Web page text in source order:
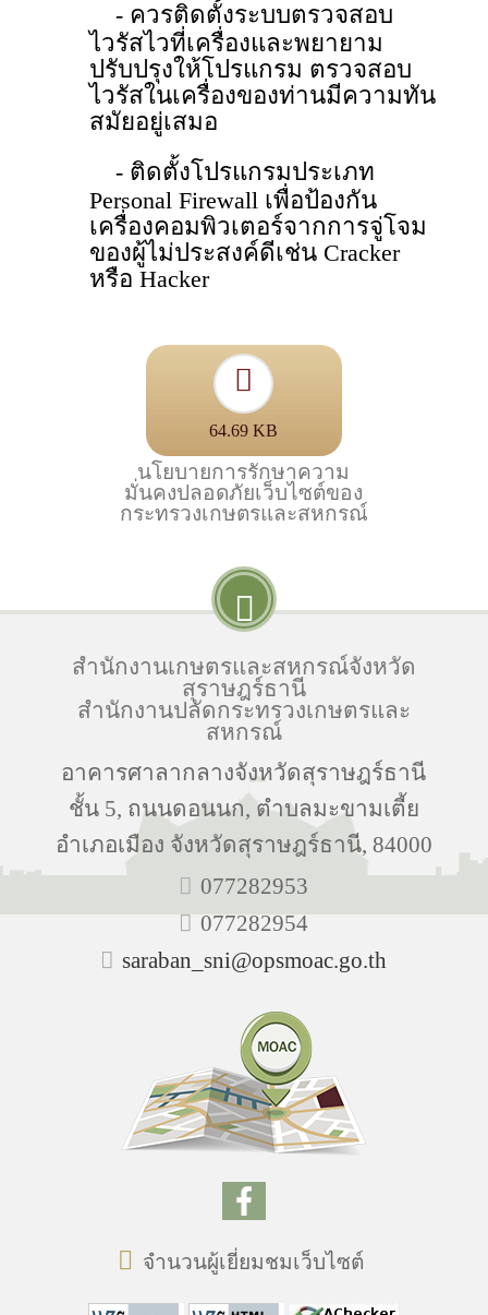
- ควรติดตั้งระบบตรวจสอบ
ไวรัสไวที่เครื่องและพยายาม
ปรับปรุงให้โปรแกรม ตรวจสอบ
ไวรัสในเครื่องของท่านมีความทัน
สมัยอยู่เสมอ
- ติดตั้งโปรแกรมประเภท
Personal Firewall เพื่อป้องกัน
เครื่องคอมพิวเตอร์จากการจู่โจม
ของผู้ไม่ประสงค์ดีเช่น Cracker
หรือ Hacker
64.69 KB
นโยบายการรักษาความ
มั่นคงปลอดภัยเว็บไซต์ของ
กระทรวงเกษตรและสหกรณ์
สำนักงานเกษตรและสหกรณ์จังหวัด
สุราษฎร์ธานี
สำนักงานปลัดกระทรวงเกษตรและ
สหกรณ์
อาคารศาลากลางจังหวัดสุราษฎร์ธานี
ชั้น 5, ถนนดอนนก, ตำบลมะขามเตี้ย
อำเภอเมือง จังหวัดสุราษฎร์ธานี, 84000
077282953
077282954
saraban_sni@opsmoac.go.th
จำนวนผู้เยี่ยมชมเว็บไซต์